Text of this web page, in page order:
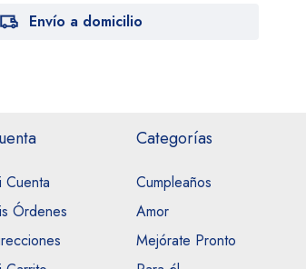
Envío a domicilio
Cuenta
Órdenes
Categorías
Cumpleaños
Amor
Mejórate Pronto